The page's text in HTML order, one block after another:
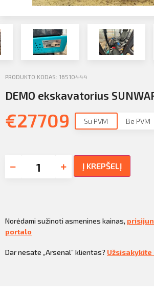
PRODUKTO KODAS: 16510444
DEMO ekskavatorius
€27709 Su PVM Be PVM
Į KREPŠELĮ
Norėdami sužinoti asmenines kainas,
portalo
Dar nesate „Arsenal” klientas?